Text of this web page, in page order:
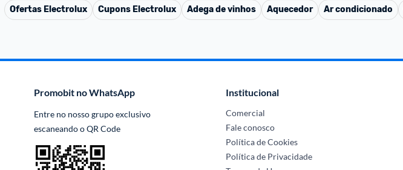
Ofertas Electrolux Cupons Electrolux Adega de vinhos Aquecedor Ar condicionado
Promobit no WhatsApp
Entre no nosso grupo exclusivo
escaneando o QR Code
Institucional
Comercial
Fale conosco
Política de Cookies
Política de Privacidade